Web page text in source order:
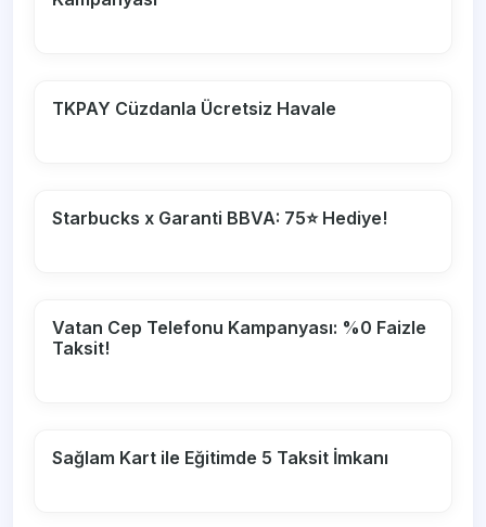
TKPAY Cüzdanla Ücretsiz Havale
Starbucks x Garanti BBVA: 75⭐ Hediye!
Vatan Cep Telefonu Kampanyası: %0 Faizle
Taksit!
Sağlam Kart ile Eğitimde 5 Taksit İmkanı